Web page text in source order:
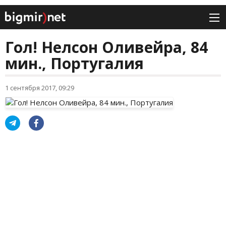
Гол! Нелсон Оливейра, 84
мин., Португалия
1 сентября 2017, 09:29